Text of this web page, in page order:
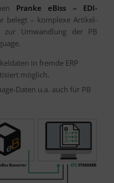
Pranke eBiss – EDI-
belegt – komplexe Artikel-
zur Umwandlung der PB
in fremde ERP
möglich.
Daten u.a. auch für PB